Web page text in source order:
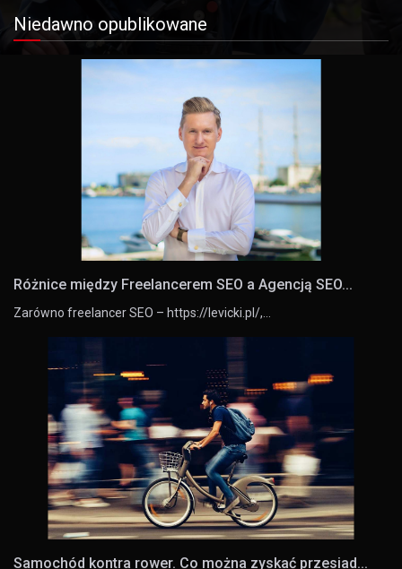
Niedawno opublikowane
Różnice między Freelancerem SEO a Agencją SEO...
Zarówno freelancer SEO – https://levicki.pl/,…
Samochód kontra rower. Co można zyskać przesiad...